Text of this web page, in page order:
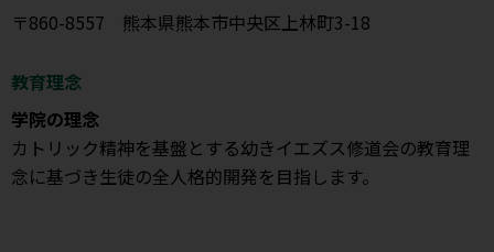
〒860-8557 熊本県熊本市中央区上林町3-18
教育理念
学院の理念
カトリック精神を基盤とする幼きイエズス修道会の教育理
念に基づき生徒の全人格的開発を目指します。